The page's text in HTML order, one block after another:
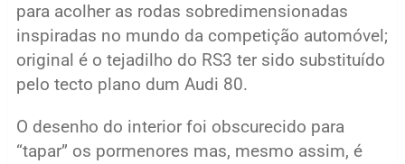
para acolher as rodas sobredimensionadas
inspiradas no mundo da competição automóvel;
original é o tejadilho do RS3 ter sido substituído
pelo tecto plano dum Audi 80.
O desenho do interior foi obscurecido para
“tapar” os pormenores mas, mesmo assim, é